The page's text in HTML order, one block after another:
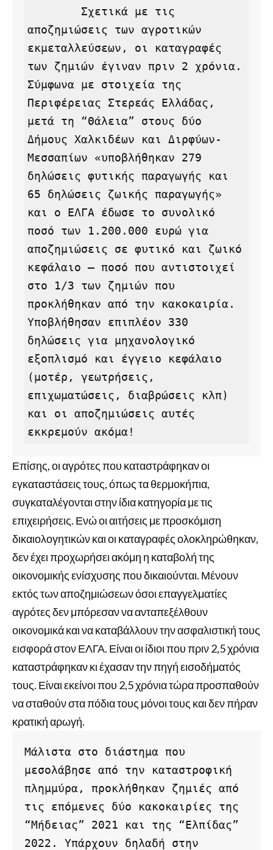
αποζημιώσεις των αγροτικών
εκμεταλλεύσεων, οι καταγραφές
των ζημιών έγιναν πριν 2 χρόνια.
Σύμφωνα με στοιχεία της
Περιφέρειας Στερεάς Ελλάδας,
μετά τη “Θάλεια” στους δύο
Δήμους Χαλκιδέων και Διρφύων-
Μεσσαπίων «υποβλήθηκαν 279
δηλώσεις φυτικής παραγωγής και
65 δηλώσεις ζωικής παραγωγής»
και ο ΕΛΓΑ έδωσε το συνολικό
ποσό των 1.200.000 ευρώ για
αποζημιώσεις σε φυτικό και ζωικό
κεφάλαιο – ποσό που αντιστοιχεί
στο 1/3 των ζημιών που
προκλήθηκαν από την κακοκαιρία.
Υποβλήθησαν επιπλέον 330
δηλώσεις για μηχανολογικό
εξοπλισμό και έγγειο κεφάλαιο
(μοτέρ, γεωτρήσεις,
επιχωματώσεις, διαβρώσεις κλπ)
και οι αποζημιώσεις αυτές
εκκρεμούν ακόμα!
Επίσης, οι αγρότες που καταστράφηκαν οι
εγκαταστάσεις τους, όπως τα θερμοκήπια,
συγκαταλέγονται στην ίδια κατηγορία με τις
επιχειρήσεις. Ενώ οι αιτήσεις με προσκόμιση
δικαιολογητικών και οι καταγραφές ολοκληρώθηκαν,
δεν έχει προχωρήσει ακόμη η καταβολή της
οικονομικής ενίσχυσης που δικαιούνται. Μένουν
εκτός των αποζημιώσεων όσοι επαγγελματίες
αγρότες δεν μπόρεσαν να ανταπεξέλθουν
οικονομικά και να καταβάλλουν την ασφαλιστική τους
εισφορά στον ΕΛΓΑ. Είναι οι ίδιοι που πριν 2,5 χρόνια
καταστράφηκαν κι έχασαν την πηγή εισοδήματός
τους. Είναι εκείνοι που 2,5 χρόνια τώρα προσπαθούν
να σταθούν στα πόδια τους μόνοι τους και δεν πήραν
κρατική αρωγή.
Μάλιστα στο διάστημα που
μεσολάβησε από την καταστροφική
πλημμύρα, προκλήθηκαν ζημιές από
τις επόμενες δύο κακοκαιρίες της
“Μήδειας” 2021 και της “Ελπίδας”
2022. Υπάρχουν δηλαδή στην